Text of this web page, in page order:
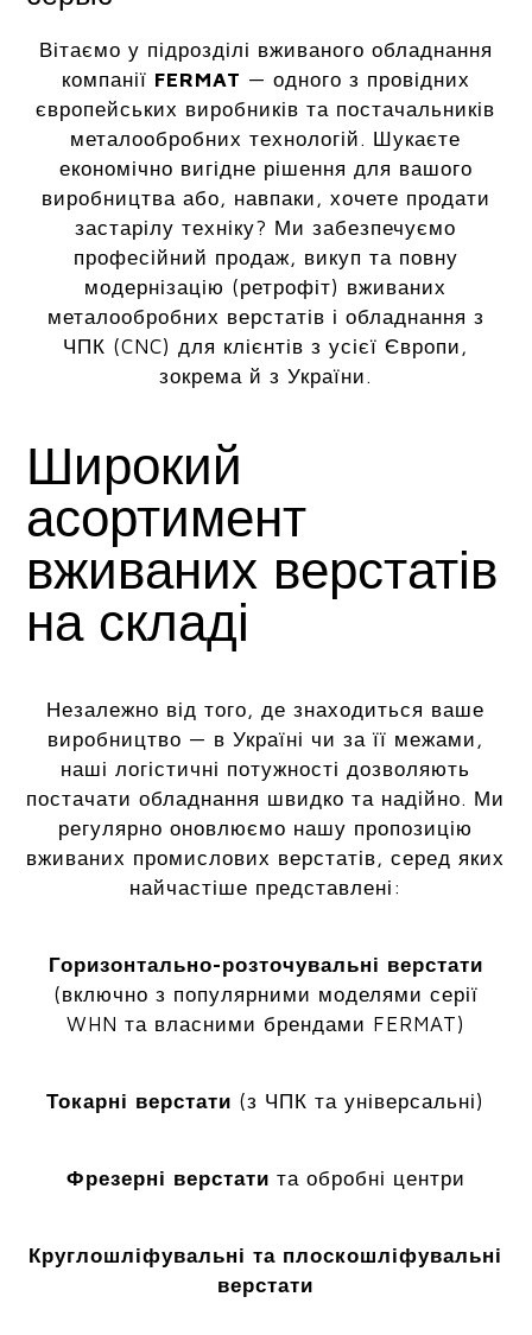
Вітаємо у підрозділі вживаного обладнання
компанії FERMAT — одного з провідних
європейських виробників та постачальників
металообробних технологій. Шукаєте
економічно вигідне рішення для вашого
виробництва або, навпаки, хочете продати
застарілу техніку? Ми забезпечуємо
професійний продаж, викуп та повну
модернізацію (ретрофіт) вживаних
металообробних верстатів і обладнання з
ЧПК (CNC) для клієнтів з усієї Європи,
зокрема й з України.
Широкий
асортимент
вживаних верстатів
на складі
Незалежно від того, де знаходиться ваше
виробництво — в Україні чи за її межами,
наші логістичні потужності дозволяють
постачати обладнання швидко та надійно. Ми
регулярно оновлюємо нашу пропозицію
вживаних промислових верстатів, серед яких
найчастіше представлені:
Горизонтально-розточувальні верстати
(включно з популярними моделями серії
WHN та власними брендами FERMAT)
Токарні верстати (з ЧПК та універсальні)
Фрезерні верстати та обробні центри
Круглошліфувальні та плоскошліфувальні
верстати